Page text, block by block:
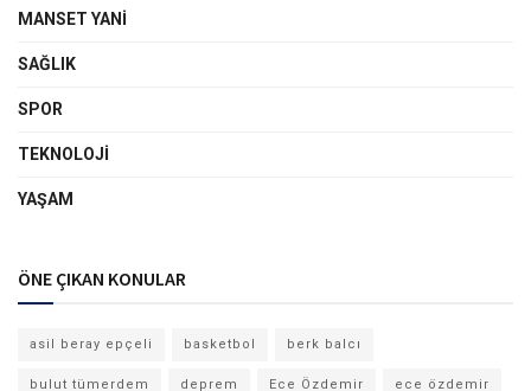
MANSET YANI
SAĞLIK
SPOR
TEKNOLOJI
YAŞAM
ÖNE ÇIKAN KONULAR
asil beray epçeli basketbol berk balcı
bulut tümerdem deprem Ece Özdemir ece özdemir